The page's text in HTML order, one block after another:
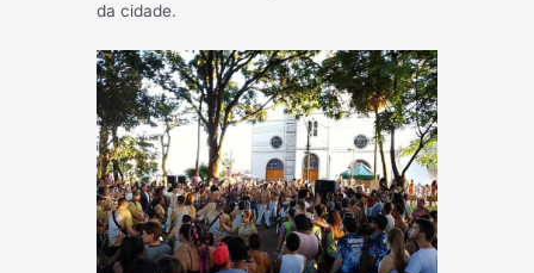
da cidade.